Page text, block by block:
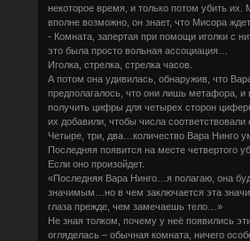
некоторое время, и только потом убить
вполне возможно, он знает, что Мисора
- Комната, запертая при помощи иголки с
это была просто вольная ассоциация…
Иголка, стрелка, стрелка часов.
А потом она удивилась, обнаружив, что
предполагалось, что они лишь метафора,
получить цифры для четырех сторон
их добавили, чтобы числа
Четыре, три, два…количество Вара Нинго
Последняя появится на месте четвертого
Если оно произойдет.
«Последняя Вара Нинго…я полагаю, она
значимым…но в чем заключается эта
глаза прежде, чем замечаешь тело…»
Не зная толком, почему у неё появились
огляделась – обычная комната, ничего